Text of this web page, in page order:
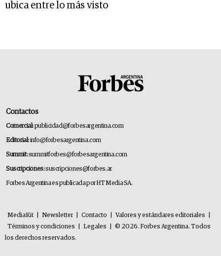
ubica entre lo más visto
Contactos
Comercial:publicidad@forbesargentina.com
Editorial:info@forbesargentina.com
Summit:summitforbes@forbesargentina.com
Suscripciones:suscripciones@forbes.ar
Forbes Argentina es publicada por HT Media SA.
MediaKit Newsletter Contacto Valores y estándares editoriales
Términos y condiciones
Legales
© 2026. Forbes Argentina. Todos
los derechos reservados.